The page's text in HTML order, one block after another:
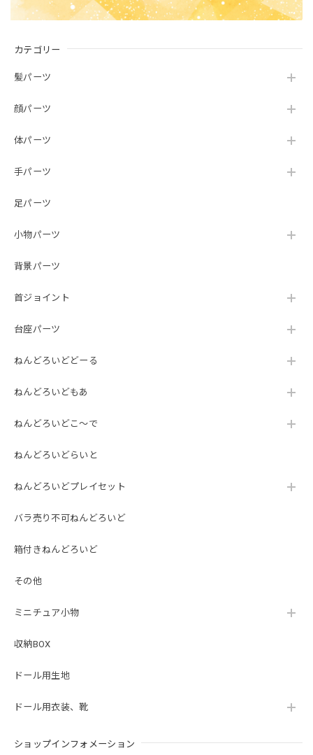
カテゴリー
髪パーツ
顔パーツ
体パーツ
手パーツ
足パーツ
小物パーツ
背景パーツ
首ジョイント
台座パーツ
ねんどろいどどーる
ねんどろいどもあ
ねんどろいどこ～で
ねんどろいどらいと
ねんどろいどプレイセット
バラ売り不可ねんどろいど
箱付きねんどろいど
その他
ミニチュア小物
収納BOX
ドール用生地
ドール用衣装、靴
ショップインフォメーション